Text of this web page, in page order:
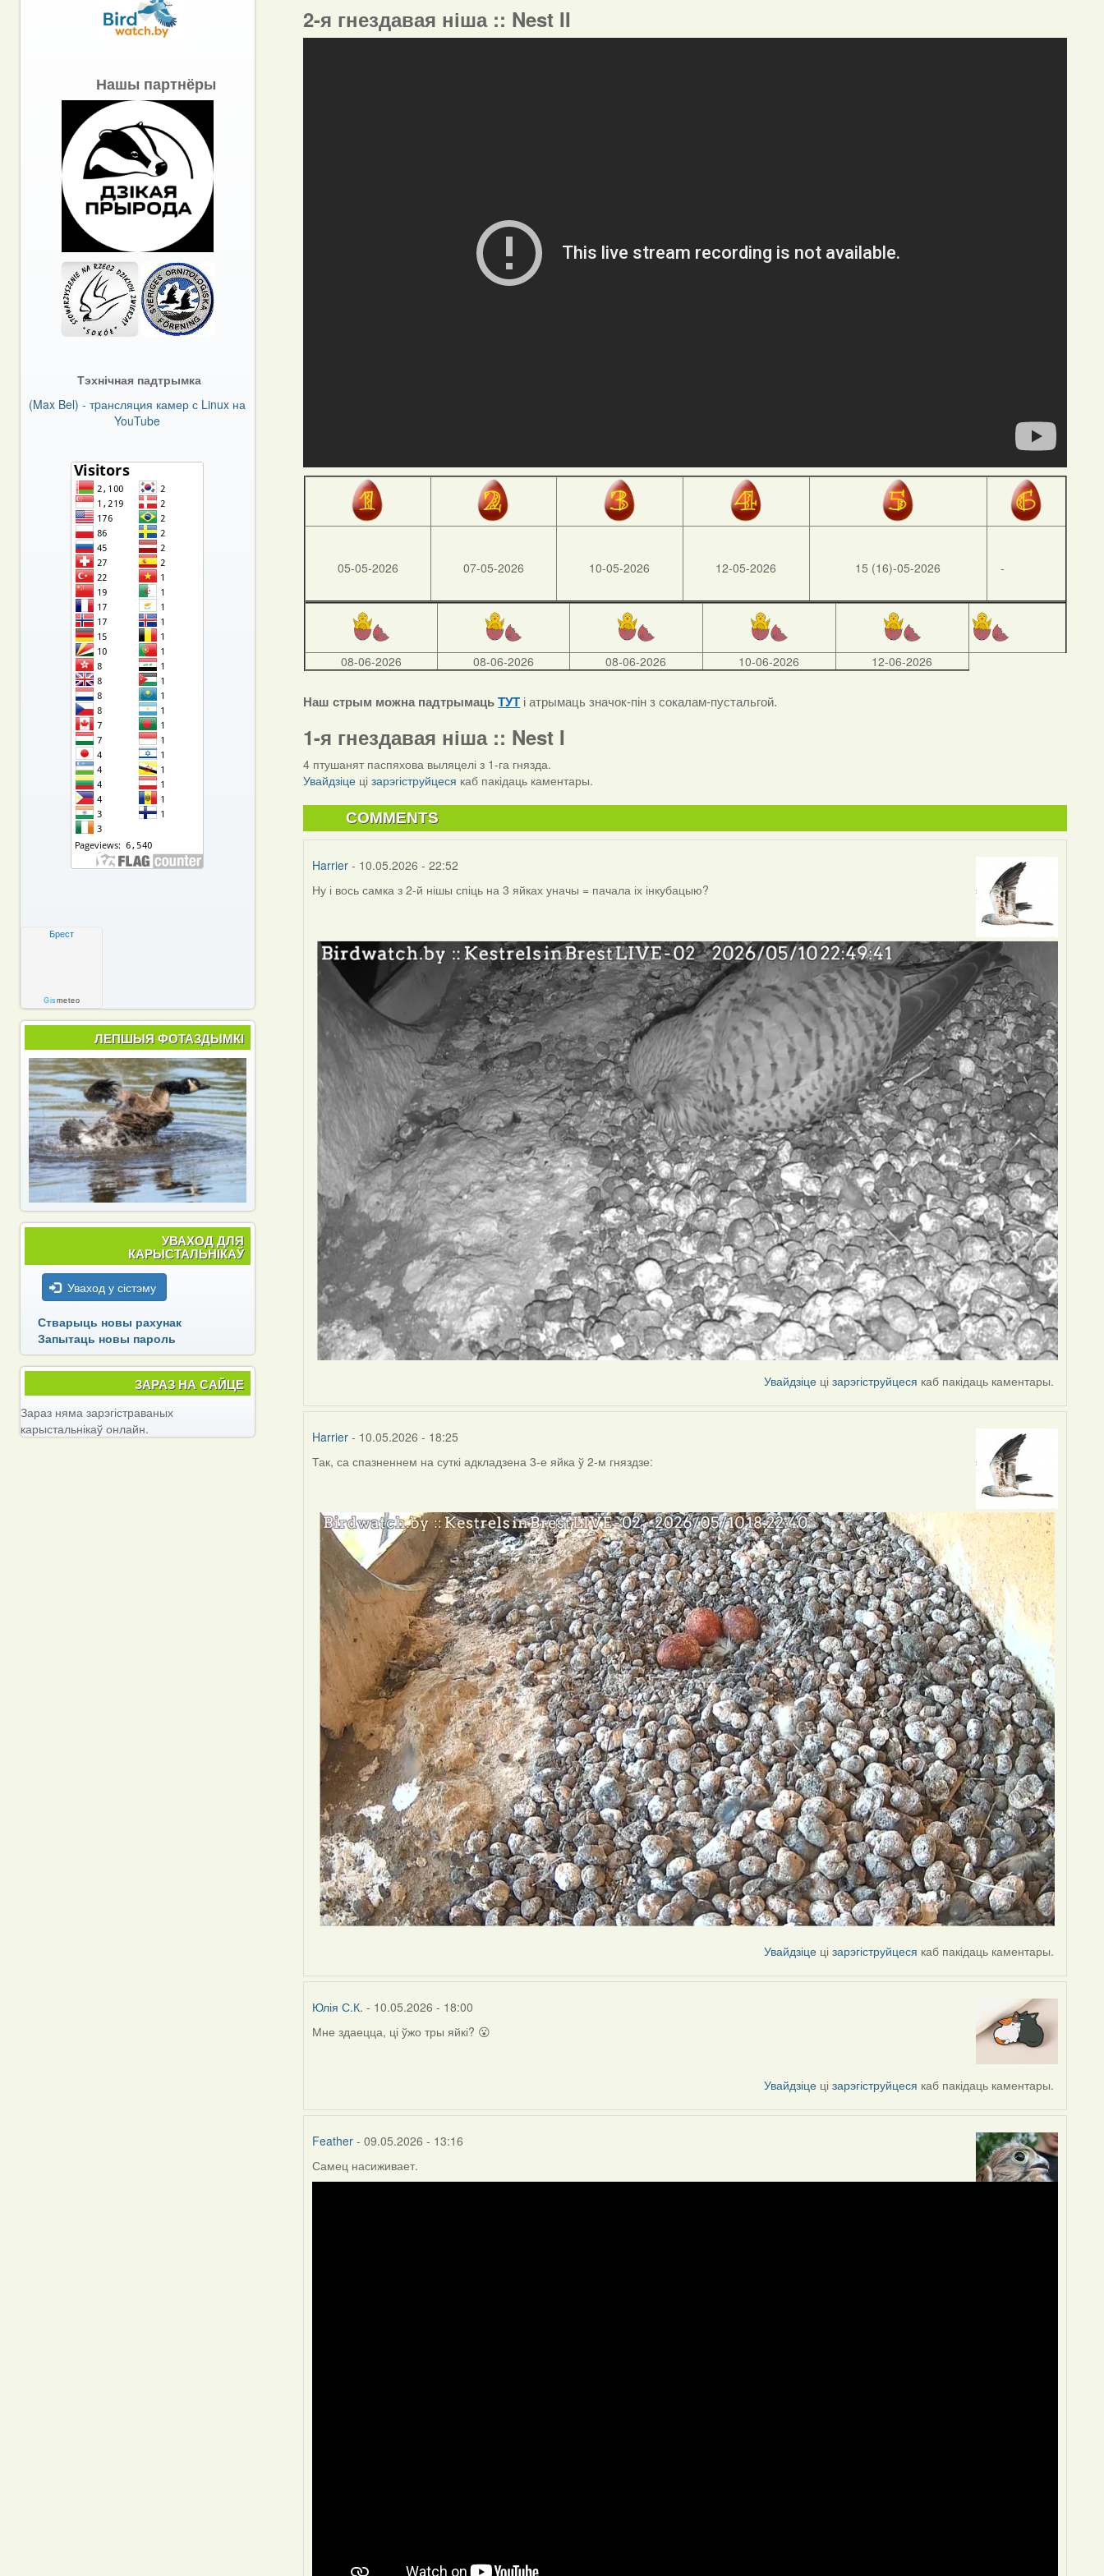
2-я гнездавая ніша :: Nest II
05-05-2026 07-05-2026 10-05-2026 12-05-2026 15 (16)-05-2026 -
08-06-2026 08-06-2026 08-06-2026 10-06-2026 12-06-2026
Наш стрым можна падтрымацьТУТ і атрымаць значок-пін з сокалам-пустальгой.
1-я гнездавая ніша :: Nest I
4 птушанят паспяхова выляцелі з 1-га гнязда.
Увайдзіце цізарэгіструйцеся каб пакідаць каментары.
COMMENTS
Harrier - 10.05.2026 - 22:52
Ну і вось самка з 2-й нішы спіць на 3 яйках уначы = пачала іх інкубацыю?
Увайдзіце цізарэгіструйцеся каб пакідаць каментары.
Harrier - 10.05.2026 - 18:25
Так, са спазненнем на суткі адкладзена 3-е яйка ў 2-м гняздзе:
Увайдзіце цізарэгіструйцеся каб пакідаць каментары.
Юлія С.К. - 10.05.2026 - 18:00
Мне здаецца, ці ўжо тры яйкі? 😮
Увайдзіце цізарэгіструйцеся каб пакідаць каментары.
Feather - 09.05.2026 - 13:16
Самец насиживает.
Нашы партнёры
Тэхнічная падтрымка
(Max Bel) - тpансляция камер с Linux на
YouTube
Брест
Gismeteo
ЛЕПШЫЯ ФОТАЗДЫМКІ
УВАХОД ДЛЯ
КАРЫСТАЛЬНІКАЎ
Уваход у сістэму
Стварыць новы рахунак
Запытаць новы пароль
ЗАРАЗ НА САЙЦЕ
Зараз няма зарэгістраваных
карыстальнікаў онлайн.